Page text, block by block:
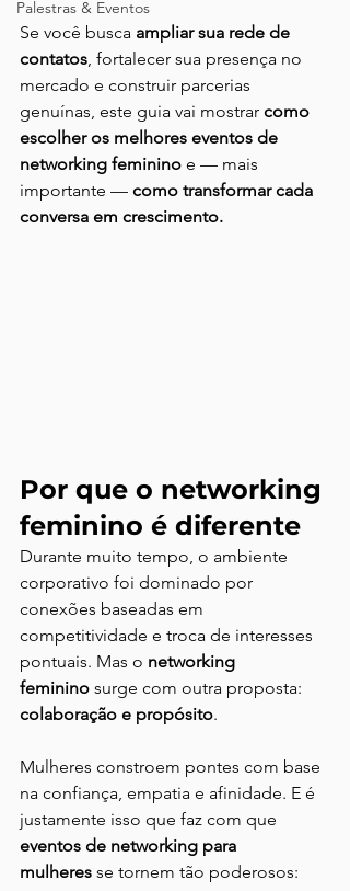
Palestras & Eventos
Se você busca ampliar sua rede de
contatos, fortalecer sua presença no
mercado e construir parcerias
genuínas, este guia vai mostrar como
escolher os melhores eventos de
networking feminino e — mais
importante — como transformar cada
conversa em crescimento.
Por que o networking
feminino é diferente
Durante muito tempo, o ambiente
corporativo foi dominado por
conexões baseadas em
competitividade e troca de interesses
pontuais. Mas o networking
feminino surge com outra proposta:
colaboração e propósito.
Mulheres constroem pontes com base
na confiança, empatia e afinidade. E é
justamente isso que faz com que
eventos de networking para
mulheres se tornem tão poderosos: